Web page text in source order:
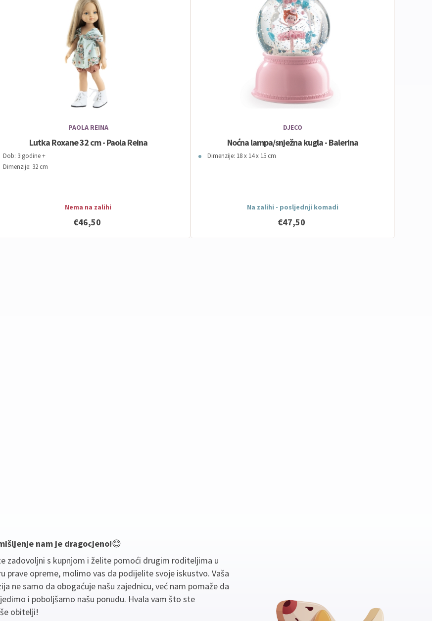
PAOLA REINA
Lutka Roxane 32 cm - Paola Reina
Dob: 3 godine +
Dimenzije: 32 cm
Nema na zalihi
€46,50
DJECO
Noćna lampa/snježna kugla - Balerina
Dimenzije: 18 x 14 x 15 cm
Na zalihi - posljednji komadi
€47,50
nam je dragocjeno!😊
zadovoljni s kupnjom i želite pomoći drugim roditeljima u
prave opreme, molimo vas da podijelite svoje iskustvo. Vaša
ne samo da obogaćuje našu zajednicu, već nam pomaže da
i poboljšamo našu ponudu. Hvala vam što ste
obitelji!